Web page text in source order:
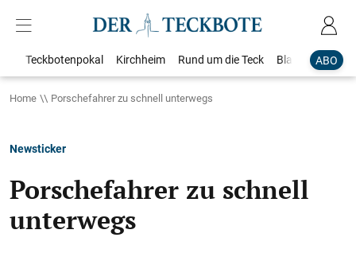
ABO
Teckbotenpokal Kirchheim Rund um die Teck Blaulicht
Home Porschefahrer zu schnell unterwegs
Newsticker
Porschefahrer zu schnell
unterwegs